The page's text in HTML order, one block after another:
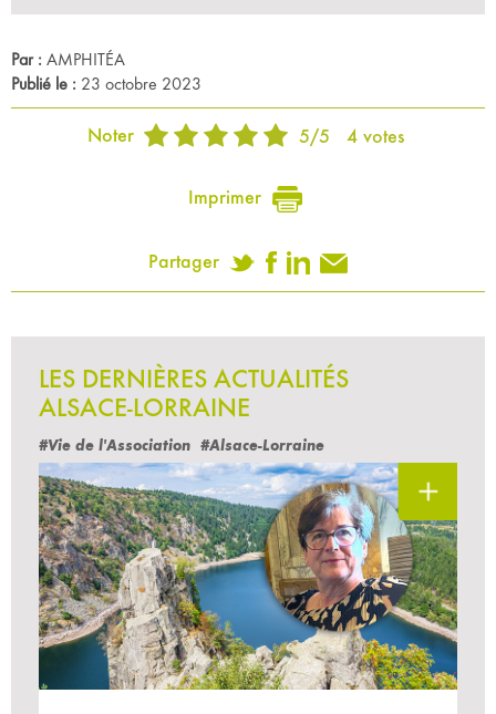
Par : AMPHITÉA
Publié le : 23 octobre 2023
Noter 5/5 4votes
Imprimer
Partager
LES DERNIÈRES ACTUALITÉS
ALSACE-LORRAINE
#Vie de l'Association #Alsace-Lorraine